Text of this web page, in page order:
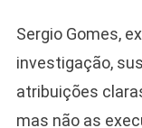
Sergio Gomes,
investigação,
atribuições
mas não as